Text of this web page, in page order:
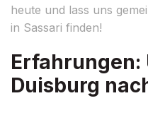
heute und lass uns
in Sassari finden!
Erfahrungen:
Duisburg